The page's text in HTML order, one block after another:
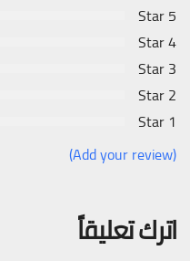
5 Star
4 Star
3 Star
2 Star
1 Star
(Add your review)
اترك تعليقاً